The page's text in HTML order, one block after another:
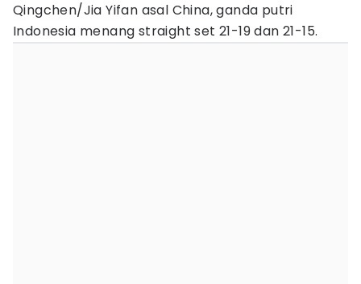
Qingchen/Jia Yifan asal China, ganda putri
Indonesia menang straight set 21-19 dan 21-15.